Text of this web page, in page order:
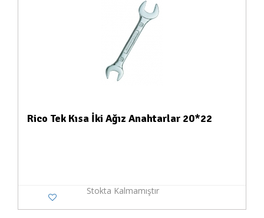
Rico Tek Kısa İki Ağız Anahtarlar 20*22
Stokta Kalmamıştır